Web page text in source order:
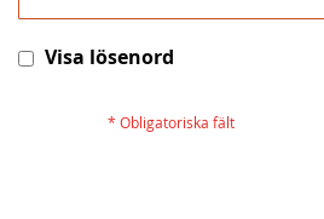
Visa lösenord